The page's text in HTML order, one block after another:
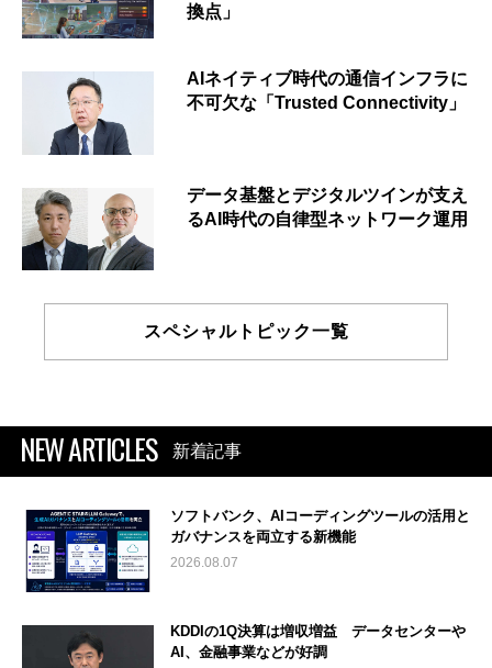
換点」
AIネイティブ時代の通信インフラに
不可欠な「Trusted Connectivity」
データ基盤とデジタルツインが支え
るAI時代の自律型ネットワーク運用
スペシャルトピック一覧
NEW ARTICLES 新着記事
ソフトバンク、AIコーディングツールの活用と
ガバナンスを両立する新機能
2026.08.07
KDDIの1Q決算は増収増益 データセンターや
AI、金融事業などが好調